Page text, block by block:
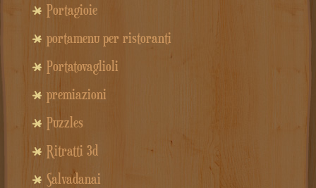
Portagioie
portamenu per ristoranti
Portatovaglioli
premiazioni
Puzzles
Ritratti 3d
Salvadanai